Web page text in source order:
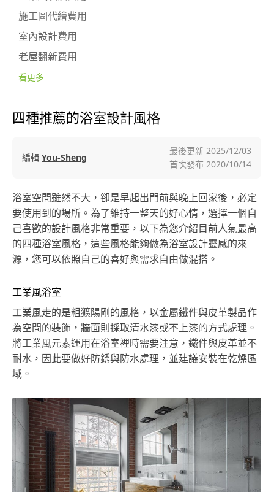
施工圖代繪費用
室內設計費用
老屋翻新費用
看更多
四種推薦的浴室設計風格
編輯 You-Sheng
最後更新 2025/12/03
首次發布 2020/10/14
浴室空間雖然不大，卻是早起出門前與晚上回家後，必定
要使用到的場所。為了維持一整天的好心情，選擇一個自
己喜歡的設計風格非常重要，以下為您介紹目前人氣最高
的四種浴室風格，這些風格能夠做為浴室設計靈感的來
源，您可以依照自己的喜好與需求自由做混搭。
工業風浴室
工業風走的是粗獷陽剛的風格，以金屬鐵件與皮革製品作
為空間的裝飾，牆面則採取清水漆或不上漆的方式處理。
將工業風元素運用在浴室裡時需要注意，鐵件與皮革並不
耐水，因此要做好防銹與防水處理，並建議安裝在乾燥區
域。